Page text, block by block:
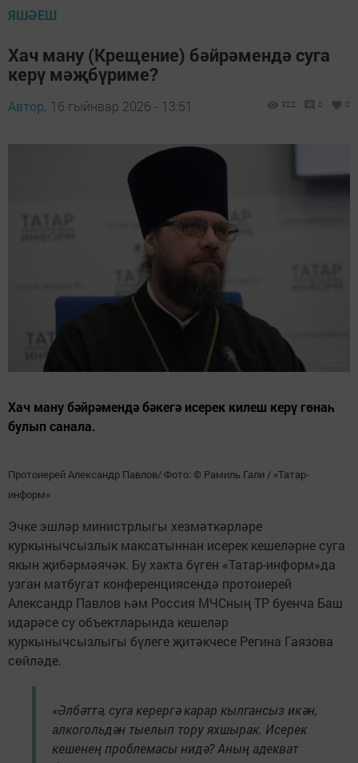
ЯШӘЕШ
Хач ману (Крещение) бәйрәмендә суга
керү мәҗбүриме?
Автор, 16 гыйнвар 2026 - 13:51 322 0 0
Хач ману бәйрәмендә бәкегә исерек килеш керү гөнаһ
булып санала.
Протоиерей Александр Павлов/ Фото: © Рамиль Гали / «Татар-
информ»
Эчке эшләр министрлыгы хезмәткәрләре
куркынычсызлык максатыннан исерек кешеләрне суга
якын җибәрмәячәк. Бу хакта бүген «Татар-информ»да
узган матбугат конференциясендә протоиерей
Александр Павлов һәм Россия МЧСның ТР буенча Баш
идарәсе су объектларында кешеләр
куркынычсызлыгы бүлеге җитәкчесе Регина Гаязова
сөйләде.
«Әлбәттә, суга керергә карар кылгансыз икән,
алкогольдән тыелып тору яхшырак. Исерек
кешенең проблемасы нидә? Аның адекват